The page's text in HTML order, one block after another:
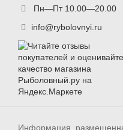
Пн—Пт 10.00—20.00
info@rybolovnyi.ru
Информация,